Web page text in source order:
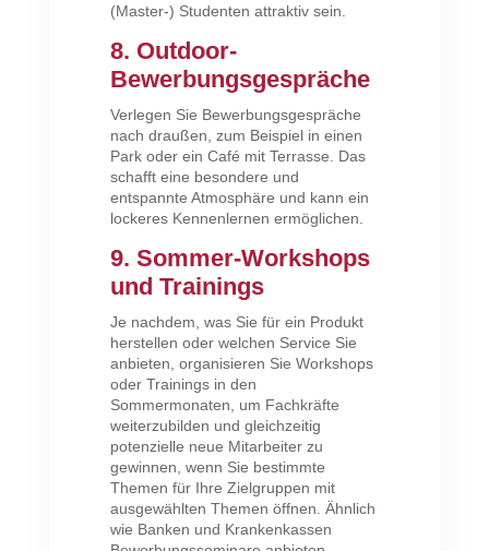
(Master-) Studenten attraktiv sein.
8. Outdoor-
Bewerbungsgespräche
Verlegen Sie Bewerbungsgespräche
nach draußen, zum Beispiel in einen
Park oder ein Café mit Terrasse. Das
schafft eine besondere und
entspannte Atmosphäre und kann ein
lockeres Kennenlernen ermöglichen.
9. Sommer-Workshops
und Trainings
Je nachdem, was Sie für ein Produkt
herstellen oder welchen Service Sie
anbieten, organisieren Sie Workshops
oder Trainings in den
Sommermonaten, um Fachkräfte
weiterzubilden und gleichzeitig
potenzielle neue Mitarbeiter zu
gewinnen, wenn Sie bestimmte
Themen für Ihre Zielgruppen mit
ausgewählten Themen öffnen. Ähnlich
wie Banken und Krankenkassen